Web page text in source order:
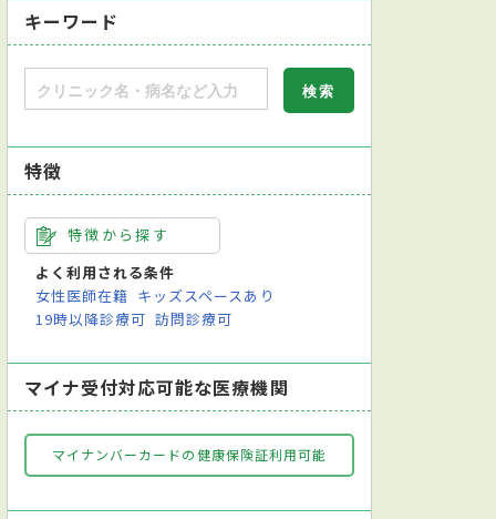
キーワード
特徴
特徴から探す
よく利用される条件
女性医師在籍 キッズスペースあり
19時以降診療可 訪問診療可
マイナ受付対応可能な医療機関
マイナンバーカードの健康保険証利用可能